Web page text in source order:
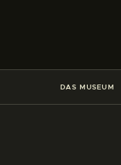
DAS MUSEUM